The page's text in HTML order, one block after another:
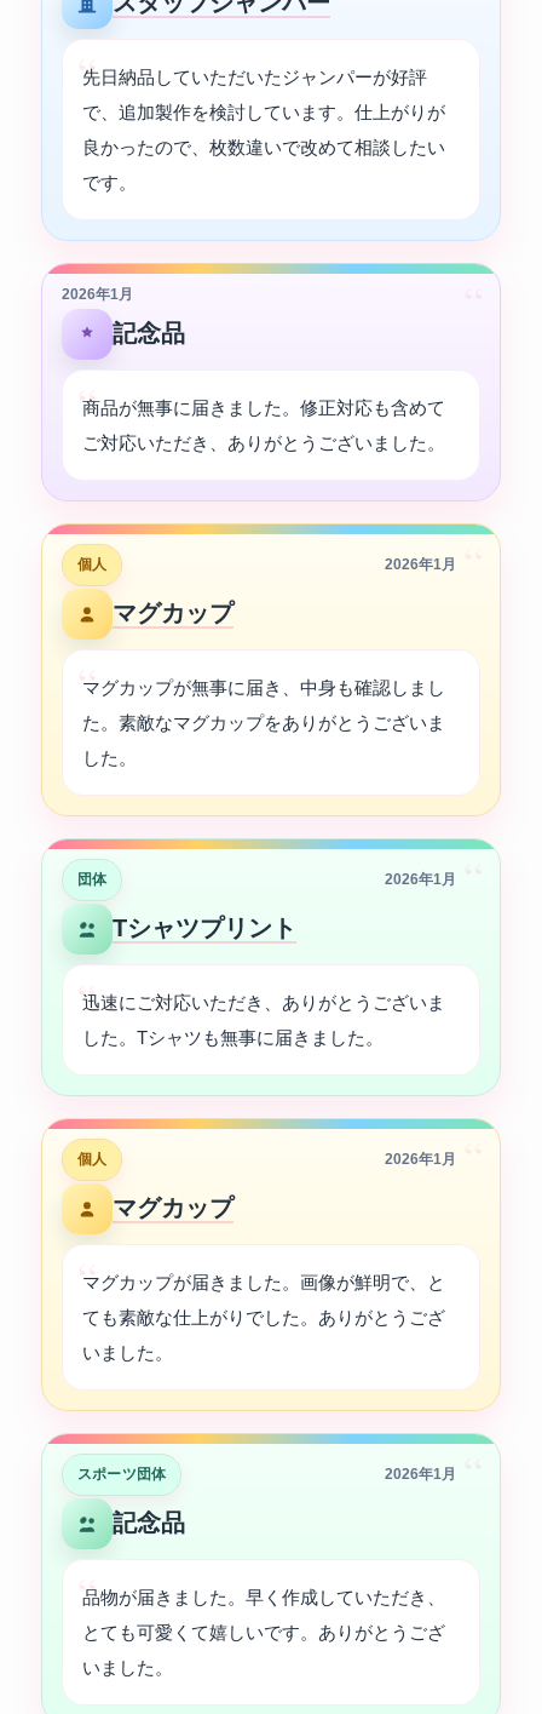
先日納品していただいたジャンパーが好評
で、追加製作を検討しています。仕上がりが
良かったので、枚数違いで改めて相談したい
です。
2026年1月
記念品
商品が無事に届きました。修正対応も含めて
ご対応いただき、ありがとうございました。
個人 2026年1月
マグカップ
マグカップが無事に届き、中身も確認しまし
た。素敵なマグカップをありがとうございま
した。
団体 2026年1月
Tシャツプリント
迅速にご対応いただき、ありがとうございま
した。Tシャツも無事に届きました。
個人 2026年1月
マグカップ
マグカップが届きました。画像が鮮明で、と
ても素敵な仕上がりでした。ありがとうござ
いました。
スポーツ団体 2026年1月
記念品
品物が届きました。早く作成していただき、
とても可愛くて嬉しいです。ありがとうござ
いました。